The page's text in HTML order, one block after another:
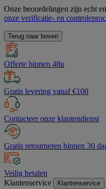
Onze beoordelingen zijn echt
onze verificatie- en
Terug naar boven
Offerte binnen 48u
Gratis levering vanaf €100
Contacteer onze klantendienst
Gratis retourneren binnen 30
Veilig betalen
Klantenservice
Klantenservice